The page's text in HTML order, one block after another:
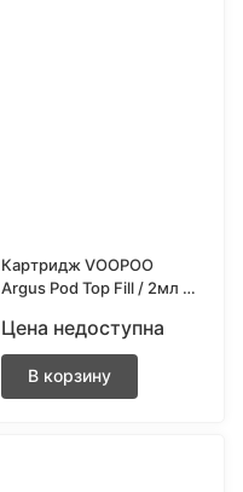
Картридж VOOPOO
Argus Pod Top Fill / 2мл /
Цена недоступна
В корзину